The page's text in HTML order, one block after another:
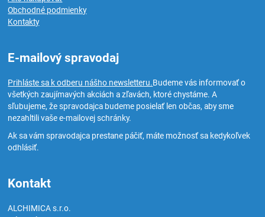
Obchodné podmienky
Kontakty
E-mailový spravodaj
Prihláste sa k odberu nášho newsletteru.Budeme vás informovať o
všetkých zaujímavých akciách a zľavách, ktoré chystáme. A
sľubujeme, že spravodajca budeme posielať len občas, aby sme
nezahltili vaše e-mailovej schránky.
Ak sa vám spravodajca prestane páčiť, máte možnosť sa kedykoľvek
odhlásiť.
Kontakt
ALCHIMICA s.r.o.